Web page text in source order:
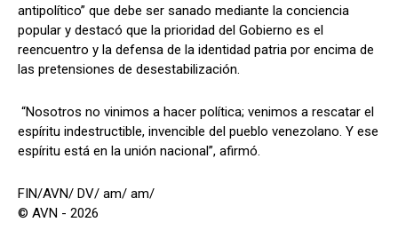
antipolítico” que debe ser sanado mediante la conciencia
popular y destacó que la prioridad del Gobierno es el
reencuentro y la defensa de la identidad patria por encima de
las pretensiones de desestabilización.
“Nosotros no vinimos a hacer política; venimos a rescatar el
espíritu indestructible, invencible del pueblo venezolano. Y ese
espíritu está en la unión nacional”, afirmó.
FIN/AVN/ DV/ am/ am/
© AVN - 2026